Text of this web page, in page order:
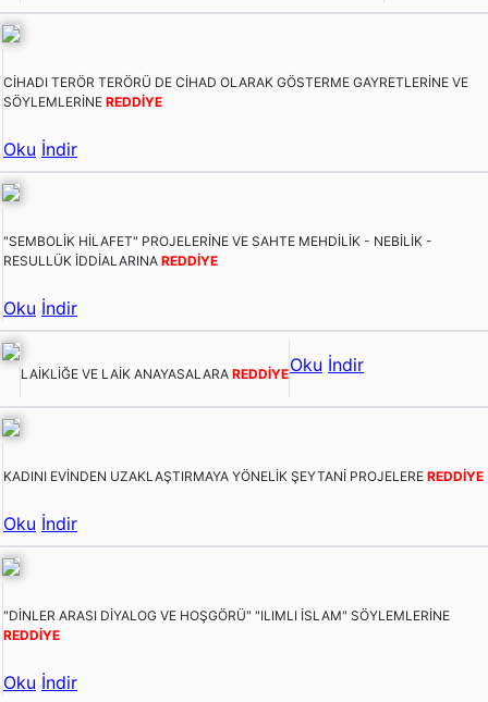
CİHADI TERÖR TERÖRÜ DE CİHAD OLARAK GÖSTERME GAYRETLERİNE VE
SÖYLEMLERİNE REDDİYE
Oku İndir
"SEMBOLİK HİLAFET" PROJELERİNE VE SAHTE MEHDİLİK - NEBİLİK -
RESULLÜK İDDİALARINA REDDİYE
Oku İndir
LAİKLİĞE VE LAİK ANAYASALARA REDDİYEOku İndir
KADINI EVİNDEN UZAKLAŞTIRMAYA YÖNELİK ŞEYTANİ PROJELERE REDDİYE
Oku İndir
"DİNLER ARASI DİYALOG VE HOŞGÖRÜ" "ILIMLI İSLAM" SÖYLEMLERİNE
REDDİYE
Oku İndir